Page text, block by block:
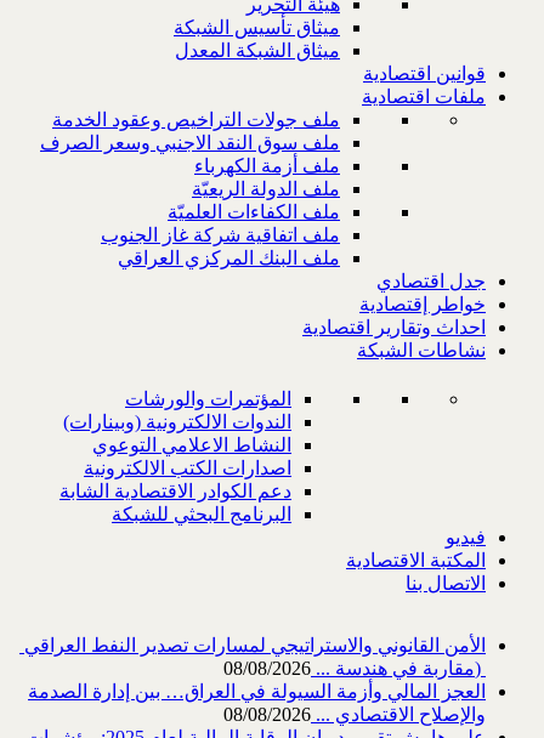
هيئة التحرير
ميثاق تأسيس الشبكة
ميثاق الشبكة المعدل
قوانين اقتصادية
ملفات اقتصادية
ملف جولات التراخيص وعقود الخدمة
ملف سوق النقد الاجنبي وسعر الصرف
ملف أزمة الكهرباء
ملف الدولة الريعيّة
ملف الكفاءات العلميّة
ملف اتفاقية شركة غاز الجنوب
ملف البنك المركزي العراقي
جدل اقتصادي
خواطر إقتصادية
احداث وتقارير اقتصادية
نشاطات الشبكة
المؤتمرات والورشات
الندوات الالكترونية (وبينارات)
النشاط الاعلامي التوعوي
اصدارات الكتب الالكترونية
دعم الكوادر الاقتصادية الشابة
البرنامج البحثي للشبكة
فيديو
المكتبة الاقتصادية
الاتصال بنا
‎) ‎مقاربة في هندسة ...
08/08/2026
العجز المالي وأزمة السيولة في العراق… بين إدارة الصدمة
والإصلاح الاقتصادي ... 08/08/2026